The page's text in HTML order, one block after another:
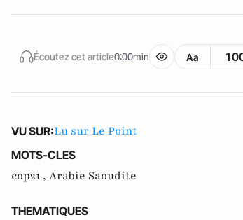
Écoutez cet article0:00min Aa
VU SUR:Lu sur Le Point
MOTS-CLES
cop21 , Arabie Saoudite
THEMATIQUES